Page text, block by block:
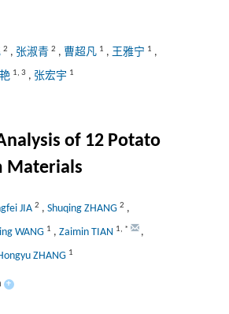
2 , 张淑青 2 , 曹超凡 1 , 王雅宁 1 ,
1, 3 , 张宏宇 1
of 12 Potato
Materials
JIA 2 , Shuqing ZHANG 2 ,
WANG 1 , Zaimin TIAN 1, *
,
ZHANG 1
+